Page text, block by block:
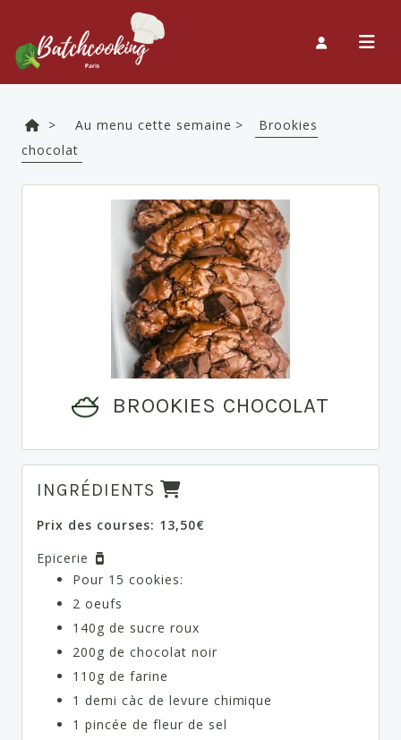
> Au menu cette semaine >
Brookies
chocolat
BROOKIES CHOCOLAT
INGRÉDIENTS
Prix des courses: 13,50€
Epicerie
Pour 15 cookies:
2 oeufs
140g de sucre roux
200g de chocolat noir
110g de farine
1 demi càc de levure chimique
1 pincée de fleur de sel